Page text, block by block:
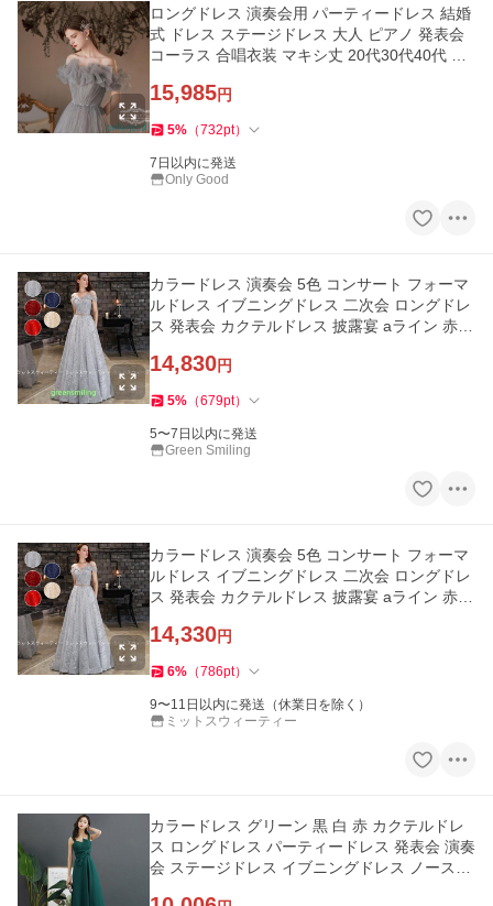
ロングドレス 演奏会用 パーティードレス 結婚
式 ドレス ステージドレス 大人 ピアノ 発表会
コーラス 合唱衣装 マキシ丈 20代30代40代 大
15,985円
5% （732pt）
7日以内に発送
Only Good
カラードレス 演奏会 5色 コンサート フォーマ
ルドレス イブニングドレス 二次会 ロングドレ
ス 発表会 カクテルドレス 披露宴 aライン 赤
14,830円
5% （679pt）
5〜7日以内に発送
Green Smiling
カラードレス 演奏会 5色 コンサート フォーマ
ルドレス イブニングドレス 二次会 ロングドレ
ス 発表会 カクテルドレス 披露宴 aライン 赤
14,330円
6% （786pt）
9〜11日以内に発送（休業日を除く）
ミットスウィーティー
カラードレス グリーン 黒 白 赤 カクテルドレ
ス ロングドレス パーティードレス 発表会 演奏
会 ステージドレス イブニングドレス ノースリ